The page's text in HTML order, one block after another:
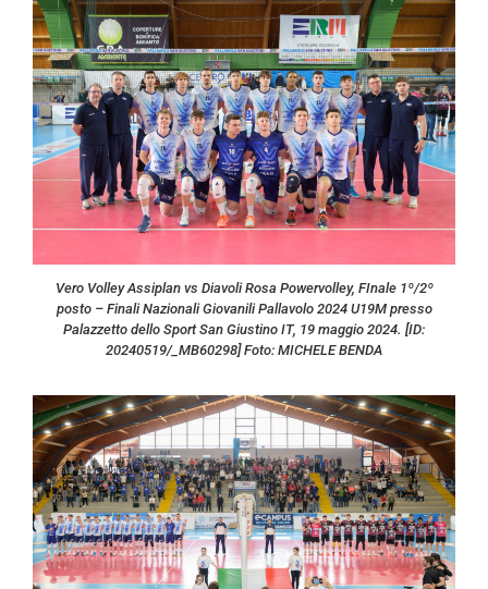
Vero Volley Assiplan vs Diavoli Rosa Powervolley, FInale 1º/2º
posto – Finali Nazionali Giovanili Pallavolo 2024 U19M presso
Palazzetto dello Sport San Giustino IT, 19 maggio 2024. [ID:
20240519/_MB60298] Foto: MICHELE BENDA